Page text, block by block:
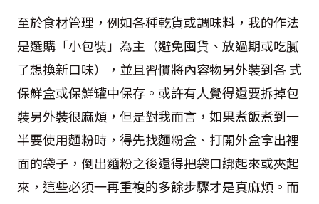
至於食材管理，例如各種乾貨或調味料，我的作法
是選購「小包裝」為主（避免囤貨、放過期或吃膩
了想換新口味），並且習慣將內容物另外裝到各 式
保鮮盒或保鮮罐中保存。或許有人覺得還要拆掉包
裝另外裝很麻煩，但是對我而言，如果煮飯煮到一
半要使用麵粉時，得先找麵粉盒、打開外盒拿出裡
面的袋子，倒出麵粉之後還得把袋口綁起來或夾起
來，這些必須一再重複的多餘步驟才是真麻煩。而